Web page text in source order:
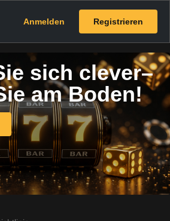
Anmelden Registrieren
sich clever–
am Boden!